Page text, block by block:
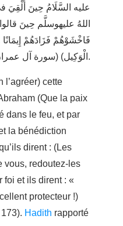
عليه السَّلَامُ حِينَ أُلْقِيَ
اللهُ عليهوسلَّم حِينَ
فَاخْشَوْهُمْ فَزَادَهُمْ إِيمَانًا
الْوَكِيل) (سورة آل عمران، الآية 173). رواه البخاري.
l’agréer) cette
(Que la paix
dans le feu, et par
la bénédiction
dirent : (Les
vous, redoutez-les
foi et ils dirent : «
protecteur !)
Hadith rapporté